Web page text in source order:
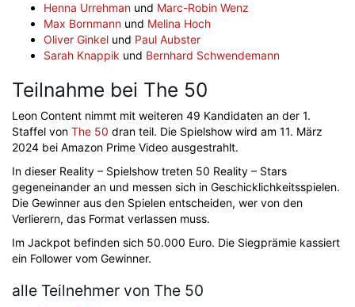
Henna Urrehman und Marc-Robin Wenz
Max Bornmann und Melina Hoch
Oliver Ginkel und Paul Aubster
Sarah Knappik und Bernhard Schwendemann
Teilnahme bei The 50
Leon Content nimmt mit weiteren 49 Kandidaten an der 1.
Staffel von The 50 dran teil. Die Spielshow wird am 11. März
2024 bei Amazon Prime Video ausgestrahlt.
In dieser Reality – Spielshow treten 50 Reality – Stars
gegeneinander an und messen sich in Geschicklichkeitsspielen.
Die Gewinner aus den Spielen entscheiden, wer von den
Verlierern, das Format verlassen muss.
Im Jackpot befinden sich 50.000 Euro. Die Siegprämie kassiert
ein Follower vom Gewinner.
alle Teilnehmer von The 50